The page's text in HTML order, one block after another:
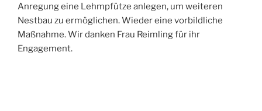
Anregung eine Lehmpfütze anlegen, um weiteren
Nestbau zu ermöglichen. Wieder eine vorbildliche
Maßnahme. Wir danken Frau Reimling für ihr
Engagement.